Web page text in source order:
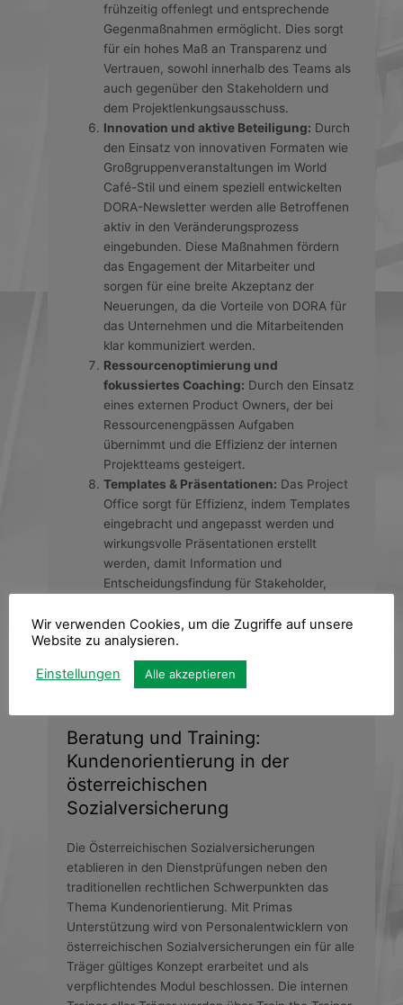
frühzeitig offenlegt und entsprechende
Gegenmaßnahmen ermöglicht. Dies sorgt
für ein hohes Maß an Transparenz und
Vertrauen, sowohl innerhalb des Teams als
auch gegenüber den Stakeholdern und
dem Projektlenkungsausschuss.
Innovation und aktive Beteiligung: Durch
den Einsatz von innovativen Formaten wie
Großgruppenveranstaltungen im World
Café-Stil und einem speziell entwickelten
DORA-Newsletter werden alle Betroffenen
aktiv in den Veränderungsprozess
eingebunden. Diese Maßnahmen fördern
das Engagement der Mitarbeiter und
sorgen für eine breite Akzeptanz der
Neuerungen, da die Vorteile von DORA für
das Unternehmen und die Mitarbeitenden
klar kommuniziert werden.
Ressourcenoptimierung und
fokussiertes Coaching: Durch den Einsatz
eines externen Product Owners, der bei
Ressourcenengpässen Aufgaben
übernimmt und die Effizienz der internen
Projektteams gesteigert.
Templates & Präsentationen: Das Project
Office sorgt für Effizienz, indem Templates
eingebracht und angepasst werden und
wirkungsvolle Präsentationen erstellt
werden, damit Information und
Entscheidungsfindung für Stakeholder,
Beratung und Training:
Kundenorientierung in der
österreichischen
Sozialversicherung
Die Österreichischen Sozialversicherungen
etablieren in den Dienstprüfungen neben den
traditionellen rechtlichen Schwerpunkten das
Thema Kundenorientierung. Mit Primas
Unterstützung wird von Personalentwicklern von
österreichischen Sozialversicherungen ein für alle
Träger gültiges Konzept erarbeitet und als
verpflichtendes Modul beschlossen. Die internen
Wir verwenden Cookies, um die Zugriffe auf unsere
Website zu analysieren.
Einstellungen Alle akzeptieren